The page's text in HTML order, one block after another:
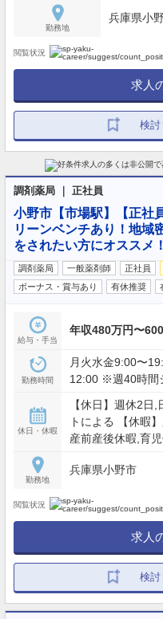
勤務地
兵庫県小
閲覧状況
求人
検討
調剤薬局 ｜ 正社員
小野市【市場駅】【正社
リーンベンチあり！地域
をされたい方にオススメ！
調剤薬局 一般薬剤師 正社員
ボーナス・賞与あり
有休推奨
給与・手当
年収480万円〜
勤務時間
月火水金9:00〜
12:00 ※週40時間
休日・休暇
【休日】週休2
トによる 【休暇
産前産後休暇,育
勤務地
兵庫県小野市
閲覧状況
求人
検討